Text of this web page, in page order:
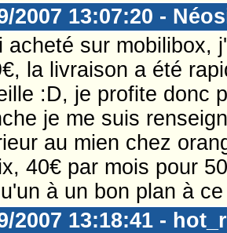
2007 13:07:20 -
acheté sur mobilibox,
la livraison a été
:D, je profite donc
je me suis
au mien chez
40€ par mois pour
à un bon plan à
2007 13:18:41 -